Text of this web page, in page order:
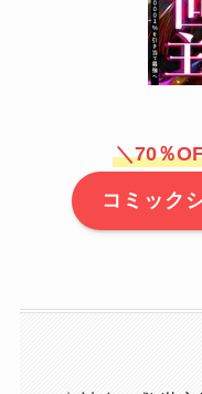
＼70％
コミック